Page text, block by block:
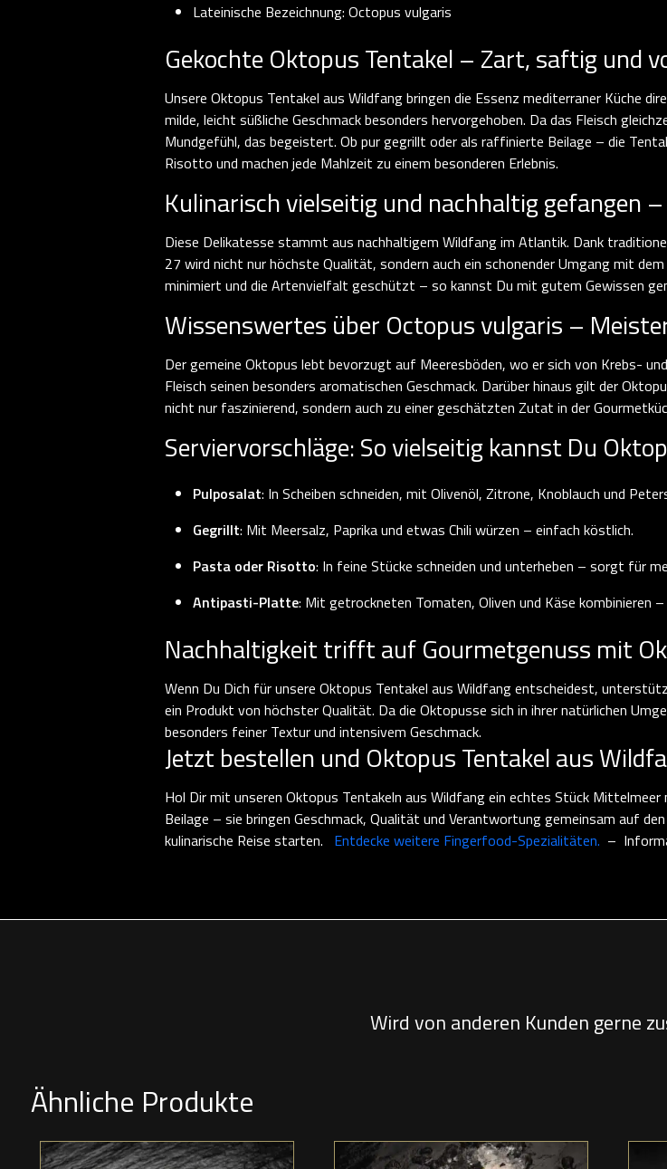
Lateinische Bezeichnung: Octopus vulgaris
Gekochte Oktopus Tentakel – Zart, saftig und
Unsere Oktopus Tentakel aus Wildfang bringen die Essenz mediterraner Küche
milde, leicht süßliche Geschmack besonders hervorgehoben. Da das Fleisch
Mundgefühl, das begeistert. Ob pur gegrillt oder als raffinierte Beilage – die
Risotto und machen jede Mahlzeit zu einem besonderen Erlebnis.
Kulinarisch vielseitig und nachhaltig gefangen
Diese Delikatesse stammt aus nachhaltigem Wildfang im Atlantik. Dank
27 wird nicht nur höchste Qualität, sondern auch ein schonender Umgang mit
minimiert und die Artenvielfalt geschützt – so kannst Du mit gutem Gewissen
Wissenswertes über Octopus vulgaris –
Der gemeine Oktopus lebt bevorzugt auf Meeresböden, wo er sich von Krebs-
Fleisch seinen besonders aromatischen Geschmack. Darüber hinaus gilt der
nicht nur faszinierend, sondern auch zu einer geschätzten Zutat in der
Serviervorschläge: So vielseitig kannst Du
Pulposalat: In Scheiben schneiden, mit Olivenöl, Zitrone, Knoblauch und
Gegrillt: Mit Meersalz, Paprika und etwas Chili würzen – einfach köstlich.
Pasta oder Risotto: In feine Stücke schneiden und unterheben – sorgt für
Antipasti-Platte: Mit getrockneten Tomaten, Oliven und Käse kombinieren
Nachhaltigkeit trifft auf Gourmetgenuss mit
Wenn Du Dich für unsere Oktopus Tentakel aus Wildfang entscheidest,
ein Produkt von höchster Qualität. Da die Oktopusse sich in ihrer natürlichen
besonders feiner Textur und intensivem Geschmack.
Jetzt bestellen und Oktopus Tentakel aus
Hol Dir mit unseren Oktopus Tentakeln aus Wildfang ein echtes Stück
Beilage – sie bringen Geschmack, Qualität und Verantwortung gemeinsam auf
kulinarische Reise starten. Entdecke weitere Fingerfood-Spezialitäten. –
Wird von anderen Kunden gerne
Ähnliche Produkte